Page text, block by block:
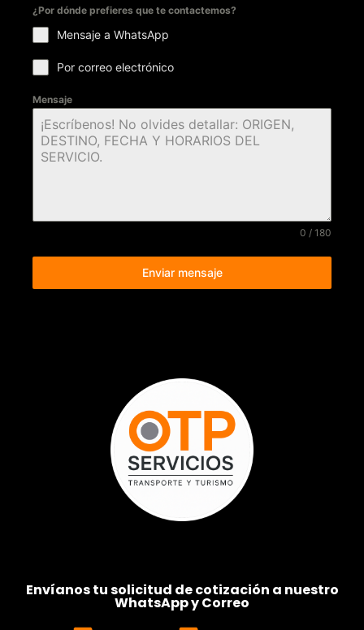
¿Por dónde prefieres que te contactemos?
Mensaje a WhatsApp
Por correo electrónico
Mensaje
0 / 180
Enviar mensaje
Envíanos tu solicitud de cotización a nuestro
WhatsApp y Correo